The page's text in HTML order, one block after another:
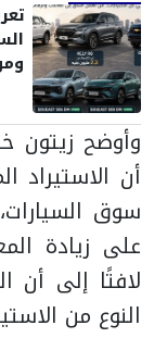
وأوضح زيتون
أن
سوق
على زيادة
لافتًا إلى أن
النوع من